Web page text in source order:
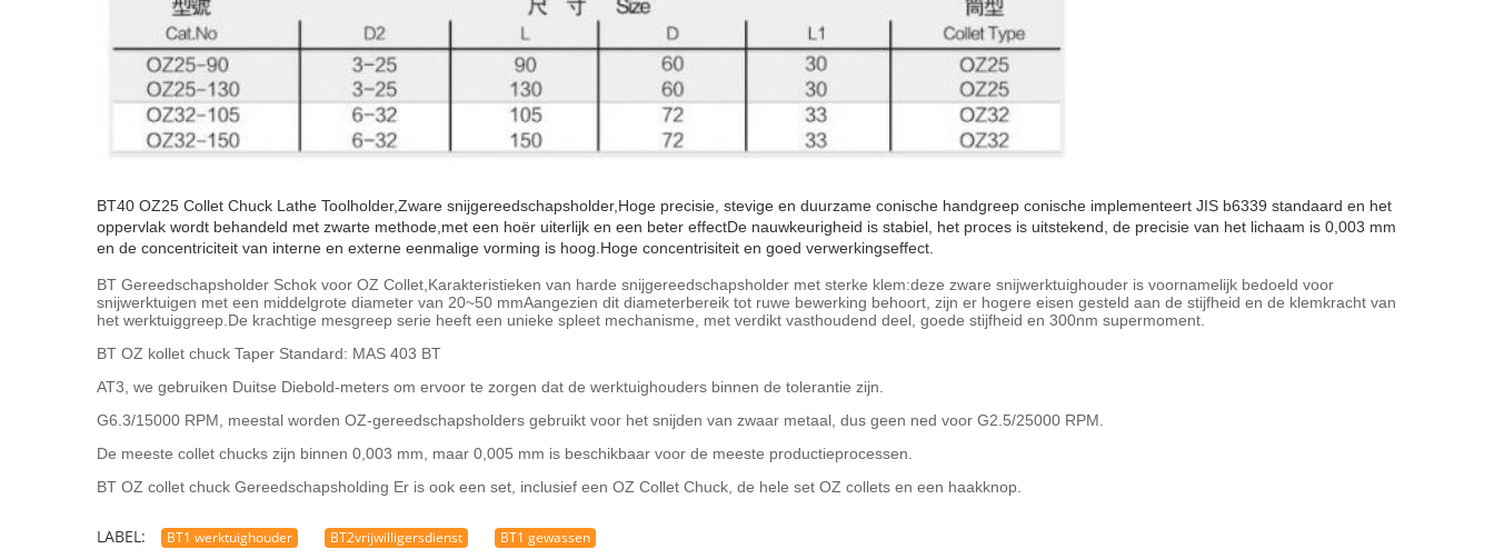
BT40 OZ25 Collet Chuck Lathe Toolholder,Zware snijgereedschapsholder,Hoge precisie, stevige en duurzame conische handgreep conische implementeert JIS b6339 standaard en het
oppervlak wordt behandeld met zwarte methode,met een hoër uiterlijk en een beter effectDe nauwkeurigheid is stabiel, het proces is uitstekend, de precisie van het lichaam is 0,003 mm
en de concentriciteit van interne en externe eenmalige vorming is hoog.Hoge concentrisiteit en goed verwerkingseffect.
BT Gereedschapsholder Schok voor OZ Collet,Karakteristieken van harde snijgereedschapsholder met sterke klem:deze zware snijwerktuighouder is voornamelijk bedoeld voor
snijwerktuigen met een middelgrote diameter van 20~50 mmAangezien dit diameterbereik tot ruwe bewerking behoort, zijn er hogere eisen gesteld aan de stijfheid en de klemkracht van
het werktuiggreep.De krachtige mesgreep serie heeft een unieke spleet mechanisme, met verdikt vasthoudend deel, goede stijfheid en 300nm supermoment.
BT OZ kollet chuck Taper Standard: MAS 403 BT
AT3, we gebruiken Duitse Diebold-meters om ervoor te zorgen dat de werktuighouders binnen de tolerantie zijn.
G6.3/15000 RPM, meestal worden OZ-gereedschapsholders gebruikt voor het snijden van zwaar metaal, dus geen ned voor G2.5/25000 RPM.
De meeste collet chucks zijn binnen 0,003 mm, maar 0,005 mm is beschikbaar voor de meeste productieprocessen.
BT OZ collet chuck Gereedschapsholding Er is ook een set, inclusief een OZ Collet Chuck, de hele set OZ collets en een haakknop.
LABEL: BT1 werktuighouder BT2vrijwilligersdienst BT1 gewassen